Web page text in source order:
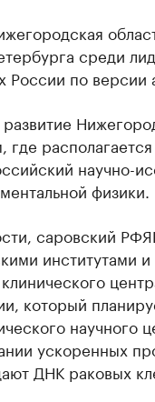
среди
России по версии
где
научно-
физики.
саровский
институтами
который
научного
ускоренных
ДНК раковых